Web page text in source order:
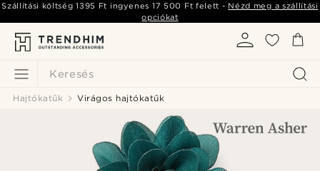
Keresés
Szállítási költség1395 Ft ingyenes 17 500 Ft felett - Nézd meg a szállítási
opciókat
Hajtókatűk Virágos hajtókatűk